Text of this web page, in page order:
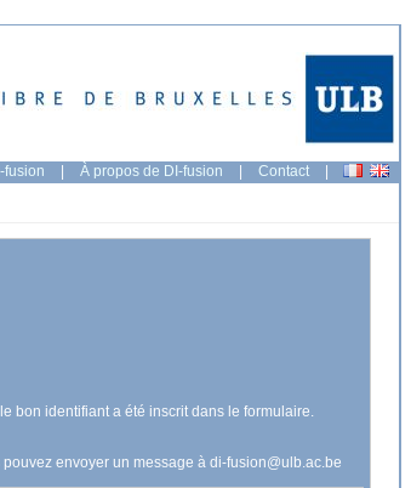
fusion | À propos de DI-fusion | Contact |
bon identifiant a été inscrit dans le formulaire.
envoyer un message à di-fusion@ulb.ac.be